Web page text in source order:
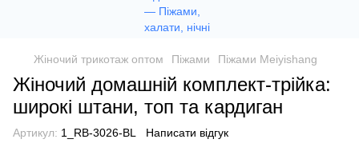
Жіночий трикотаж оптом Піжами Піжами Meiyishang
Жіночий домашній комплект-трійка:
широкі штани, топ та кардиган
Артикул: 1_RB-3026-BL Написати відгук